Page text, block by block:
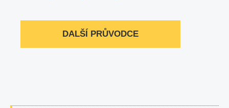
DALŠÍ PRŮVODCE